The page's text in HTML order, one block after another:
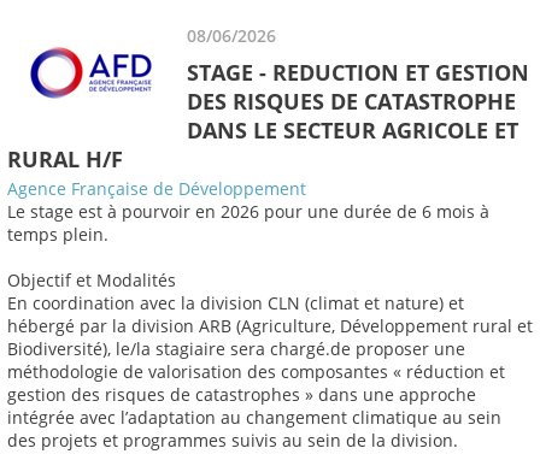
08/06/2026
STAGE - REDUCTION ET GESTION
DES RISQUES DE CATASTROPHE
DANS LE SECTEUR AGRICOLE ET
RURAL H/F
Agence Française de Développement
Le stage est à pourvoir en 2026 pour une durée de 6 mois à
temps plein.
Objectif et Modalités
En coordination avec la division CLN (climat et nature) et
hébergé par la division ARB (Agriculture, Développement rural et
Biodiversité), le/la stagiaire sera chargé.de proposer une
méthodologie de valorisation des composantes « réduction et
gestion des risques de catastrophes » dans une approche
intégrée avec l’adaptation au changement climatique au sein
des projets et programmes suivis au sein de la division.